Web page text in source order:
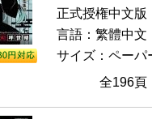
正式授権中文版
言語：繁體中文
サイズ：ペーパ
全196